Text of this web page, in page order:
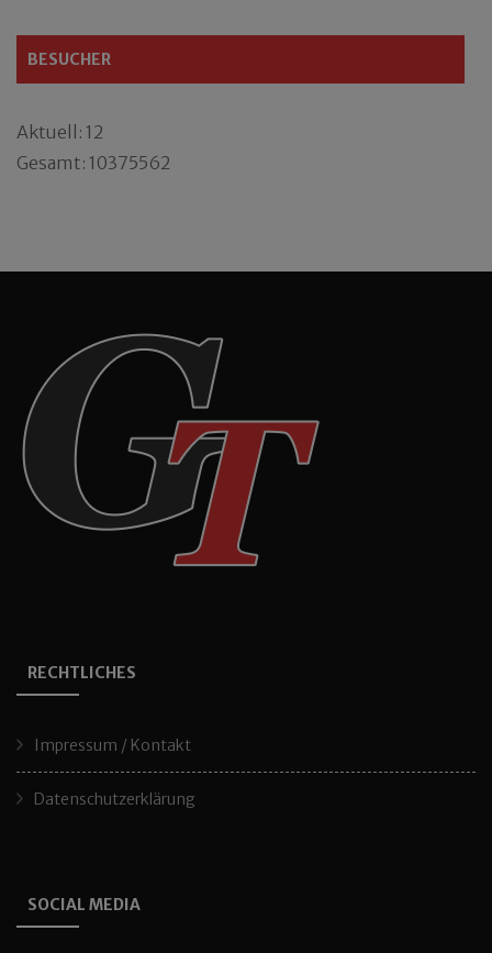
BESUCHER
Aktuell: 12
Gesamt: 10375562
RECHTLICHES
Impressum / Kontakt
Datenschutzerklärung
SOCIAL MEDIA